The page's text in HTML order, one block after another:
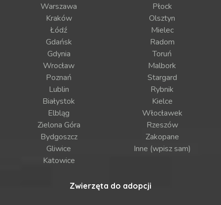
Warszawa
Kraków
Łódź
Gdańsk
Gdynia
Wrocław
Poznań
Lublin
Białystok
Elbląg
Zielona Góra
Bydgoszcz
Gliwice
Katowice
Płock
Olsztyn
Mielec
Radom
Toruń
Malbork
Stargard
Rybnik
Kielce
Włocławek
Rzeszów
Zakopane
Inne (wpisz sam)
Zwierzęta do adopcji